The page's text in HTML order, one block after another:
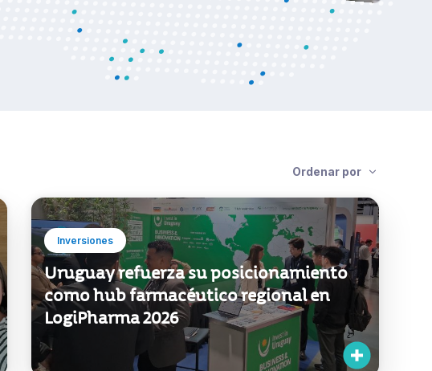
Inversiones
Uruguay refuerza su posicionamiento
como hub farmacéutico regional en
LogiPharma 2026